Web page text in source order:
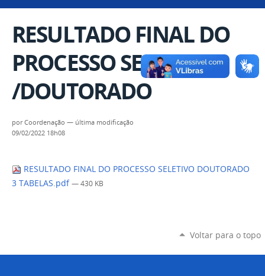
RESULTADO FINAL DO
PROCESSO SELETIVO
/DOUTORADO
porCoordenação — última modificação
09/02/2022 18h08
RESULTADO FINAL DO PROCESSO SELETIVO DOUTORADO
3 TABELAS.pdf — 430 KB
Voltar para o topo